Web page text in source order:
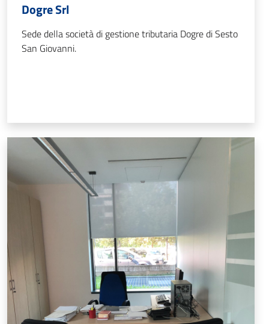
Dogre Srl
Sede della società di gestione tributaria Dogre di Sesto
San Giovanni.